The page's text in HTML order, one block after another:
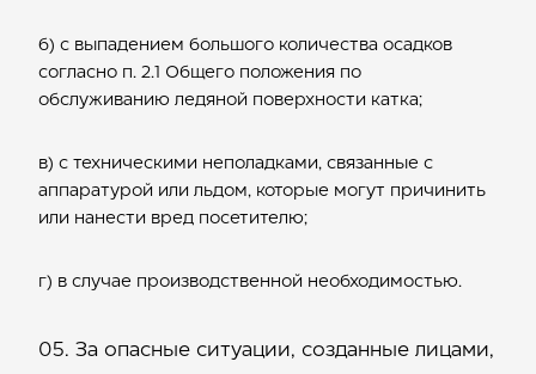
б) с выпадением большого количества осадков
согласно п. 2.1 Общего положения по
обслуживанию ледяной поверхности катка;
в) с техническими неполадками, связанные с
аппаратурой или льдом, которые могут причинить
или нанести вред посетителю;
г) в случае производственной необходимостью.
За опасные ситуации, созданные лицами,